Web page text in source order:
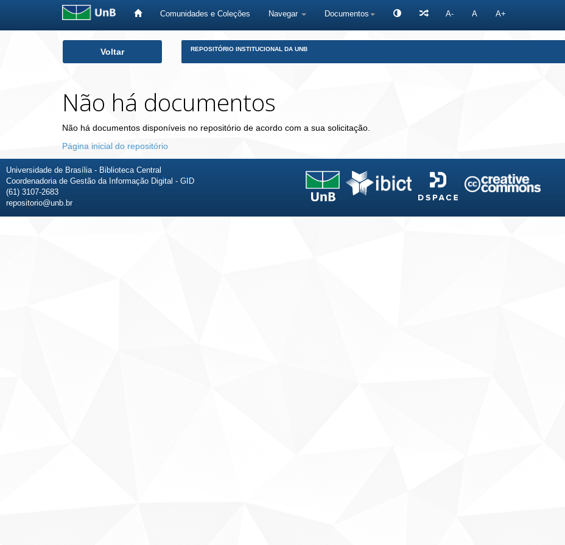
Comunidades e Coleções Navegar Documentos A- A A+
Voltar REPOSITÓRIO INSTITUCIONAL DA UNB
Não há documentos
Não há documentos disponíveis no repositório de acordo com a sua solicitação.
Página inicial do repositório
Universidade de Brasília - Biblioteca Central
Coordenadoria de Gestão da Informação Digital - GID
(61) 3107-2683
repositorio@unb.br